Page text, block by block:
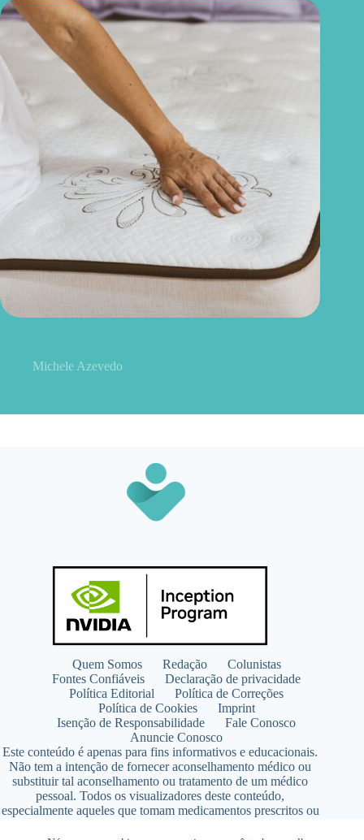
Michele Azevedo
Quem Somos Redação
Colunistas
Fontes Confiáveis
Declaração de privacidade
Política Editorial
Política de Correções
Política de Cookies
Imprint
Isenção de Responsabilidade
Fale Conosco
Anuncie Conosco
Este conteúdo é apenas para fins informativos e educacionais.
Não tem a intenção de fornecer aconselhamento médico ou
substituir tal aconselhamento ou tratamento de um médico
pessoal. Todos os visualizadores deste conteúdo,
especialmente aqueles que tomam medicamentos prescritos ou